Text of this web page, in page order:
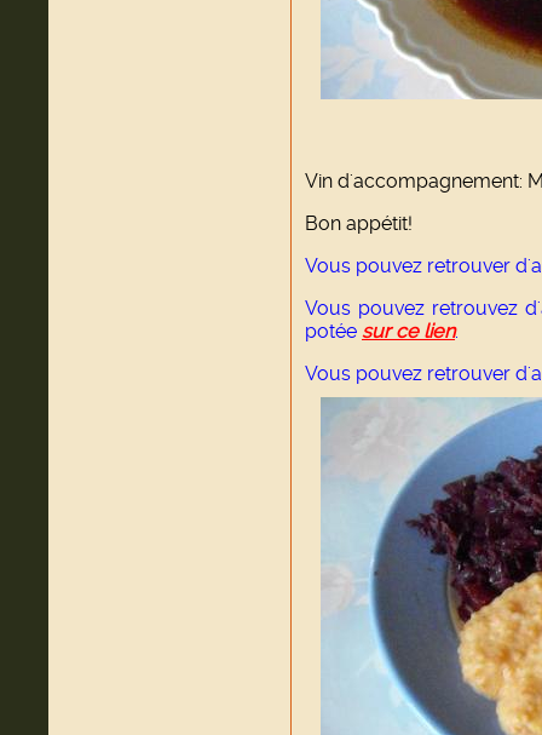
Vin d'accompagnement:
Bon appétit!
Vous pouvez retrouver
Vous pouvez retrouvez
potée sur ce lien.
Vous pouvez retrouver